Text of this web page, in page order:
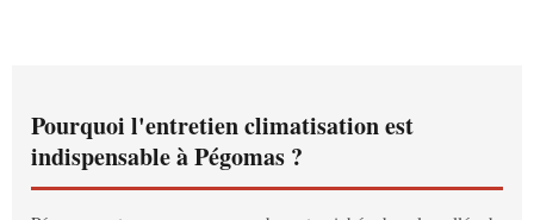
Pourquoi l'entretien climatisation est
indispensable à Pégomas ?